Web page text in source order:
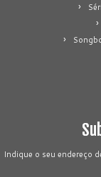
Indique o seu endereço